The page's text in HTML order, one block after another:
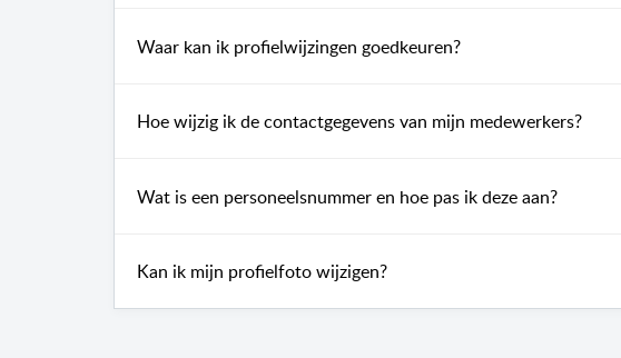
Waar kan ik profielwijzingen goedkeuren?
Hoe wijzig ik de contactgegevens van mijn medewerkers?
Wat is een personeelsnummer en hoe pas ik deze aan?
Kan ik mijn profielfoto wijzigen?